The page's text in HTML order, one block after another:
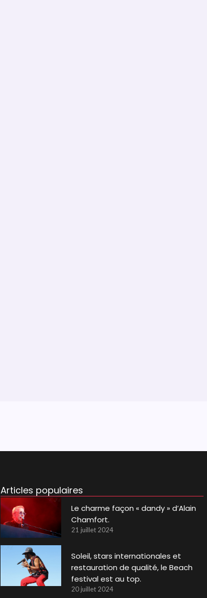
Articles populaires
Le charme façon « dandy » d’Alain
Chamfort.
21 juillet 2024
Soleil, stars internationales et
restauration de qualité, le Beach
festival est au top.
20 juillet 2024